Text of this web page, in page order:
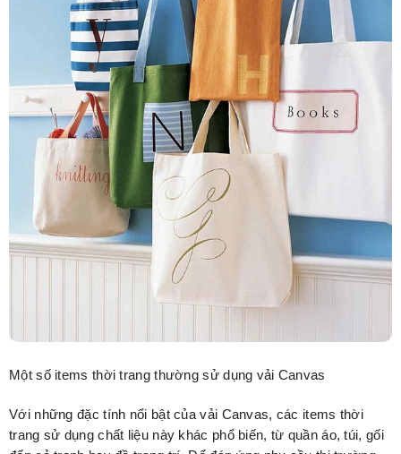
Một số items thời trang thường sử dụng vải Canvas
Với những đặc tính nổi bật của vải Canvas, các items thời
trang sử dụng chất liệu này khác phổ biến, từ quần áo, túi, gối